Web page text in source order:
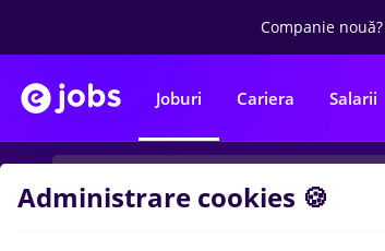
Companie nouă?
Joburi Cariera Salarii
Administrare cookies 🍪